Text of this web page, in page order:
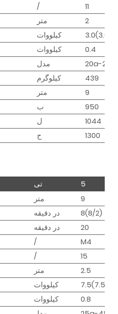
/
11
متر
2
کیلووات
3.0(3.0/
کیلووات
0.4
مدل
20a-28b
کیلوگرم
439
متر
9
ب
950
ل
1044
ح 1300
تی
5
متر 9
در دقیقه
8(8/2)
در دقیقه
20
/
M4
/
15
متر 2.5
کیلووات
7.5(7.5/
کیلووات
0.8